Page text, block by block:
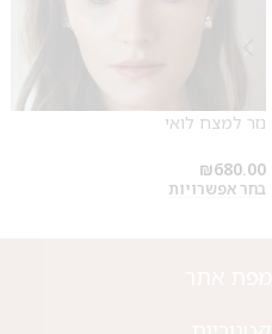
נזר למצח לואי
₪680.00
בחר אפשרויות